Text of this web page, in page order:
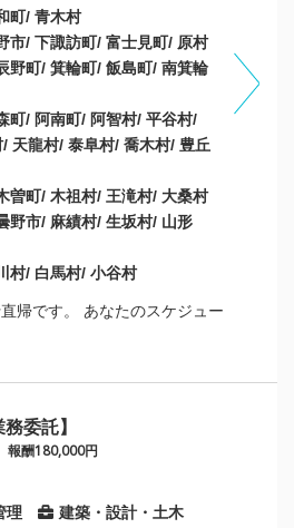
町/ 青木村
市/ 下諏訪町/ 富士見町/ 原村
野町/ 箕輪町/ 飯島町/ 南箕輪
町/ 阿南町/ 阿智村/ 平谷村/
天龍村/ 泰阜村/ 喬木村/ 豊丘
曽町/ 木祖村/ 王滝村/ 大桑村
野市/ 麻績村/ 生坂村/ 山形
村/ 白馬村/ 小谷村
帰です。 あなたのスケジュー
委託】
報酬180,000円
理
建築・設計・土木